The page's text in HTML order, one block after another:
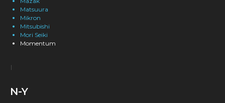
Matsuura
Mikron
Mitsubishi
Mori Seiki
Momentum
N-Y